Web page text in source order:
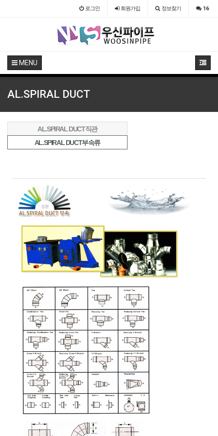
로그인 회원가입 정보찾기 16
MENU
AL.SPIRAL DUCT
AL.SPIRAL DUCT직관
AL.SPIRAL DUCT부속류